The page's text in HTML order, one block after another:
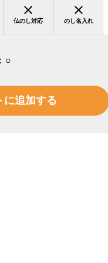
仏のし対応 のし名入れ
○
に追加する